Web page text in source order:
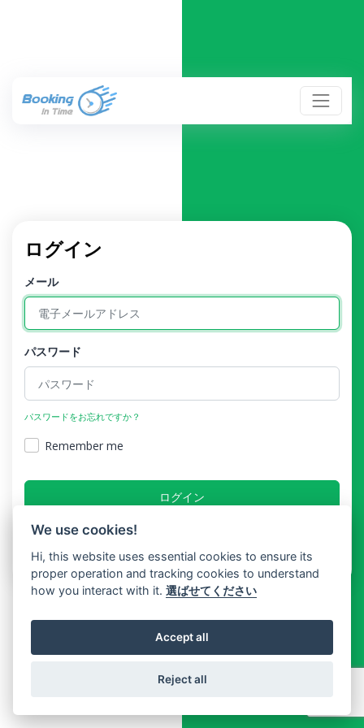
ログイン
メール
パスワード
パスワードをお忘れですか？
Remember me
ログイン
Copyright © Booking In Time 2026
We use cookies!
Hi, this website uses essential cookies to ensure its
proper operation and tracking cookies to understand
how you interact with it.選ばせてください
Accept all
Reject all